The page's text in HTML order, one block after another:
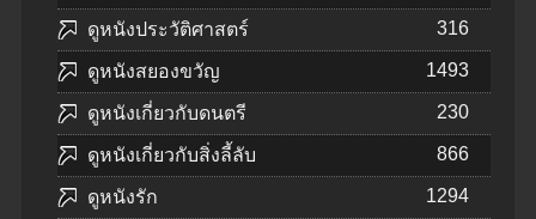
ดูหนังประวัติศาสตร์ 316
ดูหนังสยองขวัญ 1493
ดูหนังเกี่ยวกับดนตรี 230
ดูหนังเกี่ยวกับสิ่งลี้ลับ 866
ดูหนังรัก 1294